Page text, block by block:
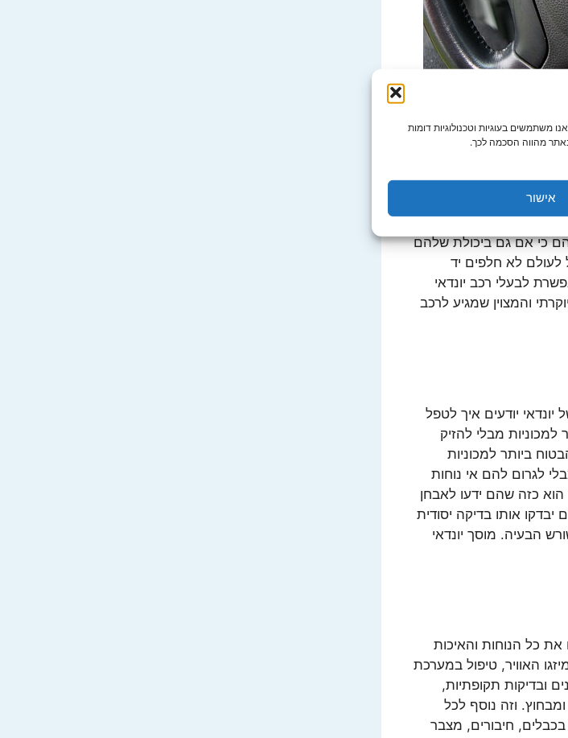
משתמשים בעוגיות וטכנולוגיות דומות
מהווה הסכמה לכך.
אישור
השונות את הטיפולים
בהם מנגנונים
שמהם עשויה
חייבות טיפול מאוד
שמטפל בה חייב לדעת
לטפל בכל רכבי
כי אם גם ביכולת שלהם
לא חלפים יד
לבעלי רכב יונדאי
והמצוין שמגיע לרכב
יודעים איך לטפל
מבלי להזיק
ביותר למכוניות
לגרום להם אי נוחות
כזה שהם ידעו לאבחן
אותו בדיקה יסודית
הבעיה. מוסך יונדאי
את כל הנוחות והאיכות
האוויר, טיפול במערכת
ובדיקות תקופתיות,
ומבחוץ. וזה נוסף לכל
חיבורים, מצבר